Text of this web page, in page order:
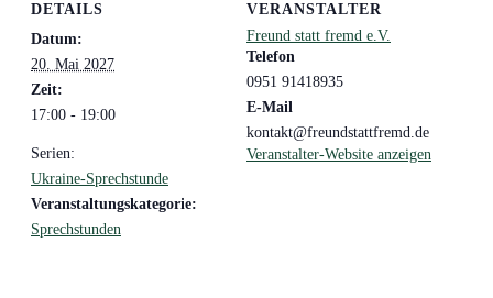
DETAILS
Datum:
20. Mai 2027
Zeit:
17:00 - 19:00
Serien:
Ukraine-Sprechstunde
Veranstaltungskategorie:
Sprechstunden
VERANSTALTER
Freund statt fremd e.V.
Telefon
0951 91418935
E-Mail
kontakt@freundstattfremd.de
Veranstalter-Website anzeigen